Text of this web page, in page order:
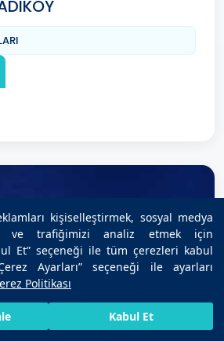
kişiselleştirmek, sosyal medya
ve trafiğimizi analiz etmek için
Et” seçeneği ile tüm çerezleri kabul
Ayarları” seçeneği ile ayarları
Politikası
Kabul EtBIZE ULAŞIN